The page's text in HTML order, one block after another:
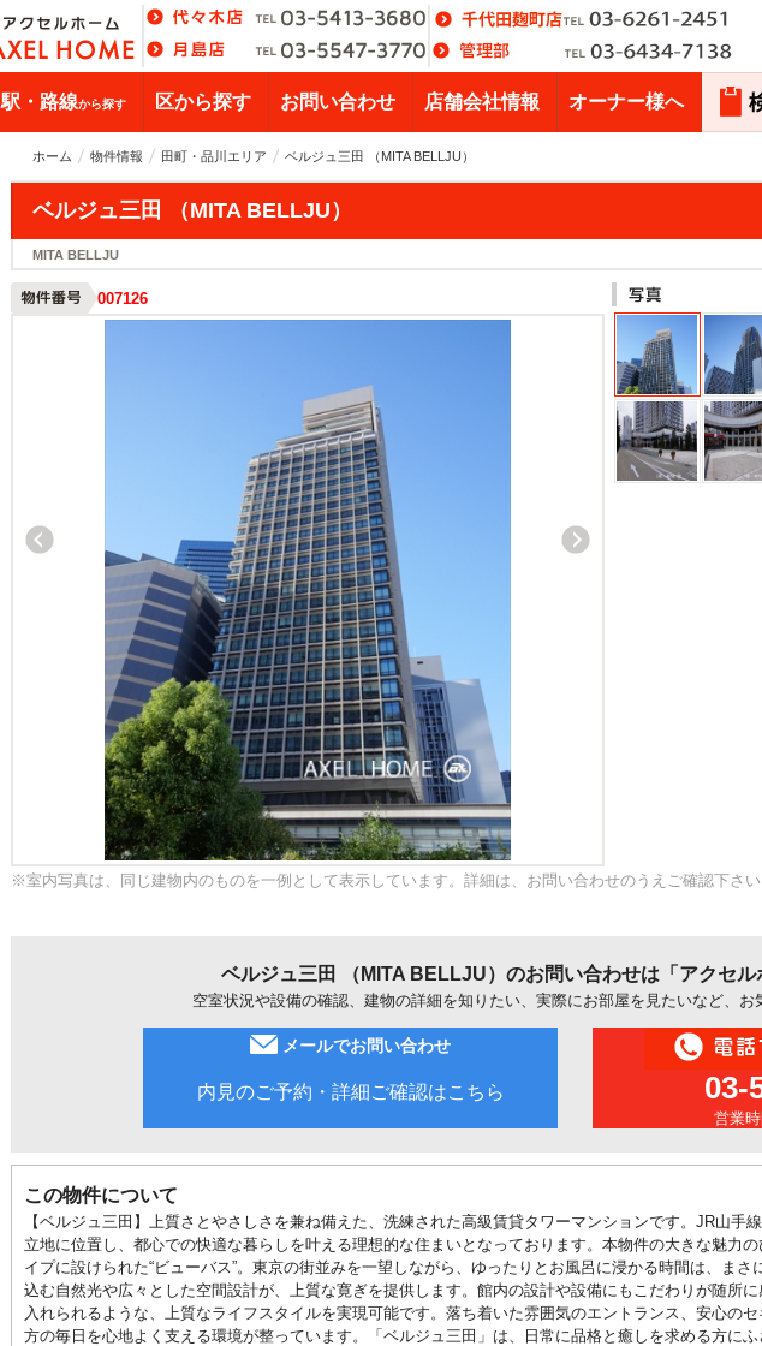
駅・路線から探す 区から探す お問い合わせ 店舗会社情報 オーナー様へ
ホーム 物件情報 田町・品川エリア ベルジュ三田 （MITA BELLJU）
ベルジュ三田 （MITA BELLJU）
MITA BELLJU
007126
※室内写真は、同じ建物内のものを一例として表示しています。詳細は、お問い合わせのうえご確認下さい
ベルジュ三田 （MITA BELLJU）のお問い合わせは「アクセル
空室状況や設備の確認、建物の詳細を知りたい、実際にお部屋を見たいなど、
メールでお問い合わせ
内見のご予約・詳細ご確認はこちら 03-
営業
この物件について
【ベルジュ三田】上質さとやさしさを兼ね備えた、洗練された高級賃貸タワーマンションです。JR山手
立地に位置し、都心での快適な暮らしを叶える理想的な住まいとなっております。本物件の大きな魅力
イプに設けられた“ビューバス”。東京の街並みを一望しながら、ゆったりとお風呂に浸かる時間は、ま
込む自然光や広々とした空間設計が、上質な寛ぎを提供します。館内の設計や設備にもこだわりが随所
入れられるような、上質なライフスタイルを実現可能です。落ち着いた雰囲気のエントランス、安心の
方の毎日を心地よく支える環境が整っています。「ベルジュ三田」は、日常に品格と癒しを求める方に